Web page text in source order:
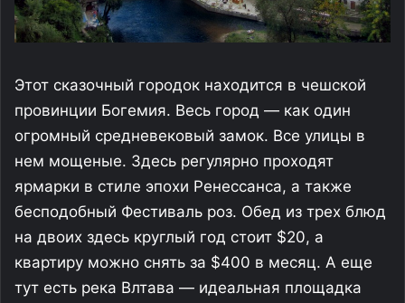
Этот сказочный городок находится в чешской
провинции Богемия. Весь город — как один
огромный средневековый замок. Все улицы в
нем мощеные. Здесь регулярно проходят
ярмарки в стиле эпохи Ренессанса, а также
бесподобный Фестиваль роз. Обед из трех блюд
на двоих здесь круглый год стоит $20, а
квартиру можно снять за $400 в месяц. А еще
тут есть река Влтава — идеальная площадка